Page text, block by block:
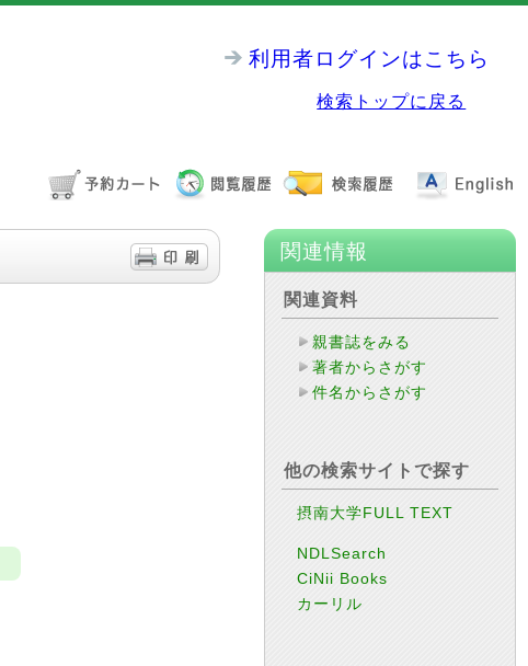
利用者ログインはこちら
検索トップに戻る
関連情報
関連資料
親書誌をみる
著者からさがす
件名からさがす
他の検索サイトで探す
摂南大学FULL TEXT
NDLSearch
CiNii Books
カーリル